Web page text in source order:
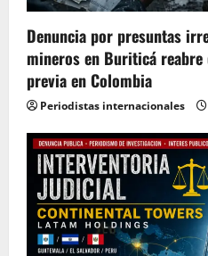
Denuncia por presuntas
mineros en Buriticá
previa en Colombia
Periodistas internacionales